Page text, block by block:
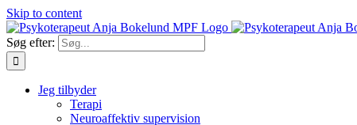
Skip to content
Søg efter:
Jeg tilbyder
Terapi
Neuroaffektiv supervision